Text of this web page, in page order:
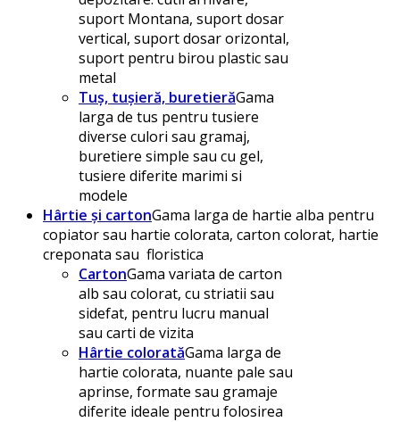
suport Montana, suport dosar
vertical, suport dosar orizontal,
suport pentru birou plastic sau
metal
Tuș, tușieră, buretierăGama
larga de tus pentru tusiere
diverse culori sau gramaj,
buretiere simple sau cu gel,
tusiere diferite marimi si
modele
Hârtie și cartonGama larga de hartie alba pentru
copiator sau hartie colorata, carton colorat, hartie
creponata sau floristica
CartonGama variata de carton
alb sau colorat, cu striatii sau
sidefat, pentru lucru manual
sau carti de vizita
Hârtie coloratăGama larga de
hartie colorata, nuante pale sau
aprinse, formate sau gramaje
diferite ideale pentru folosirea